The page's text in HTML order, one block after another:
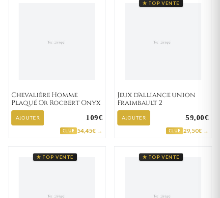
Chevalière Homme
Plaqué Or Rocbert Onyx
AJOUTER 109€
CLUB 54,45€ →
★ TOP VENTE
Jeux d'alliance union
Fraimbault 2
AJOUTER 59,00€
CLUB 29,50€ →
★ TOP VENTE ★ TOP VENTE